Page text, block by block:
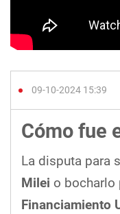
09-10-2024 15:39
Cómo fue
La disputa para
Milei o bocharlo
Financiamiento